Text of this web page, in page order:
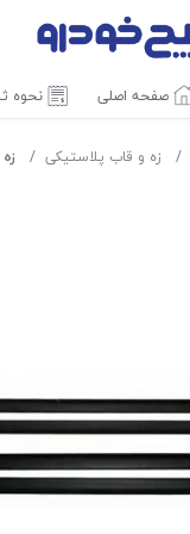
صفحه اصلی نحوه
زه و قاب پلاستیکی زه